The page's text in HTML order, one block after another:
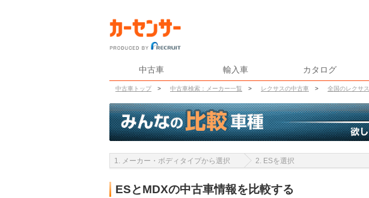
中古車 輸入車 カタログ
中古車トップ > 中古車検索：メーカー一覧 > レクサスの中古車 > 全国のレクサス
1. メーカー・ボディタイプから選択 2. ESを選択
ESとMDXの中古車情報を比較する